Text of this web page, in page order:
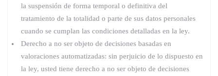
la suspensión de forma temporal o definitiva del
tratamiento de la totalidad o parte de sus datos personales
cuando se cumplan las condiciones detalladas en la ley.
Derecho a no ser objeto de decisiones basadas en
valoraciones automatizadas: sin perjuicio de lo dispuesto en
la ley, usted tiene derecho a no ser objeto de decisiones